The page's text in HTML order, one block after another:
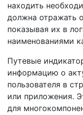
находить
должна отражать
показывая их в
наименованиями
Путевые
информацию о
пользователя в
или приложения.
для